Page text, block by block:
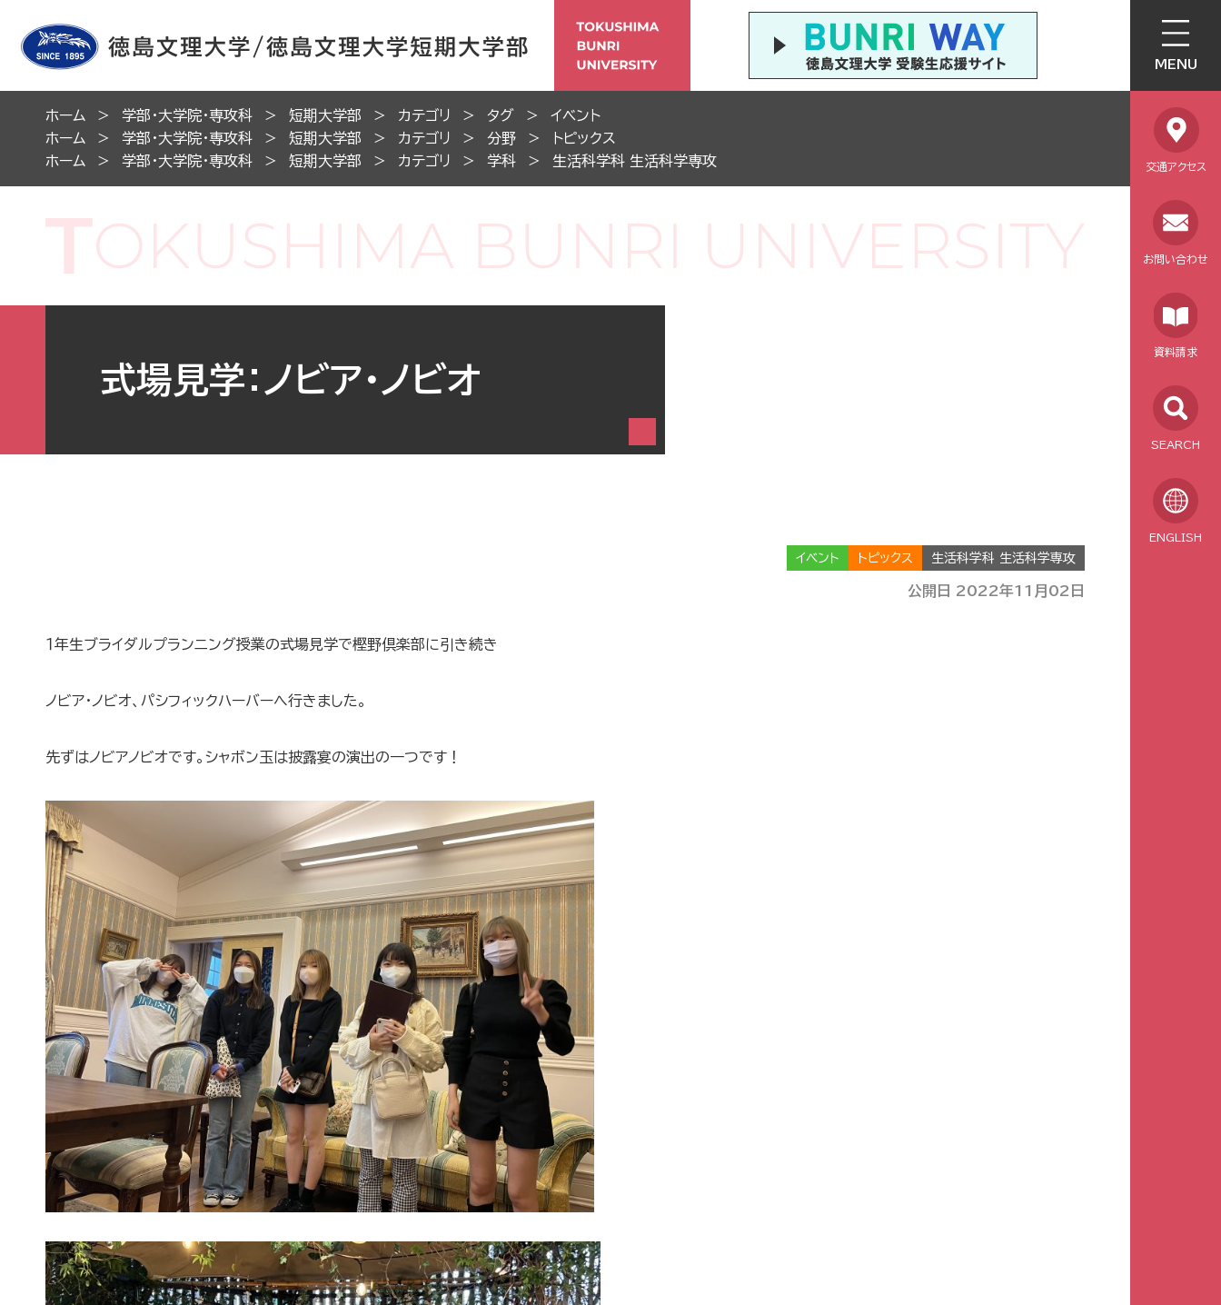
MENU
交通アクセス
お問い合わせ
資料請求
SEARCH
ENGLISH
ホーム 学部・大学院・専攻科 短期大学部 カテゴリ タグ
イベント
ホーム
学部・大学院・専攻科 短期大学部 カテゴリ 分野
トピックス
ホーム
学部・大学院・専攻科 短期大学部 カテゴリ 学科 生活科学科 生活科学専攻
式場見学：ノビア・ノビオ
イベント トピックス 生活科学科 生活科学専攻
公開日 2022年11月02日
１年生ブライダルプランニング授業の式場見学で樫野倶楽部に引き続き
ノビア・ノビオ、パシフィックハーバーへ行きました。
先ずはノビアノビオです。シャボン玉は披露宴の演出の一つです！